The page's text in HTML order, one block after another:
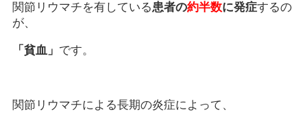
関節リウマチを有している患者の約半数に発症するの
が、
「貧血」 です。
関節リウマチによる長期の炎症によって、